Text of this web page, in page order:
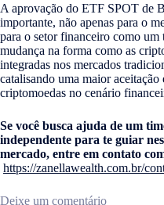
A aprovação do ETF SPOT de
importante, não apenas para o
para o setor financeiro como um
mudança na forma como as
integradas nos mercados
catalisando uma maior aceitação
criptomoedas no cenário
Se você busca ajuda de um
independente para te guiar
mercado, entre em contato
https://zanellawealth.com.br/
Deixe um comentário